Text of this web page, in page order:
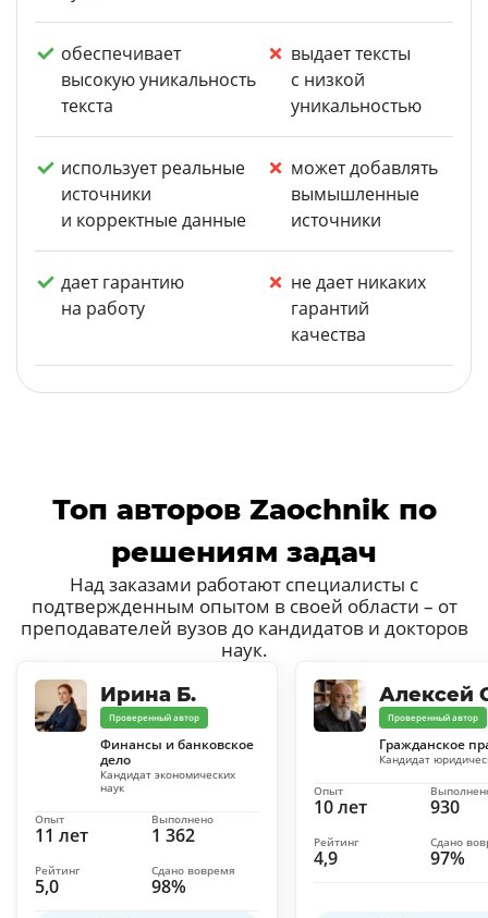
обеспечивает
высокую уникальность
текста
выдает тексты
с низкой
уникальностью
использует реальные
источники
и корректные данные
может добавлять
вымышленные
источники
дает гарантию
на работу
не дает никаких
гарантий
качества
Топ авторов Zaochnik по
решениям задач
Над заказами работают специалисты с
подтвержденным опытом в своей области – от
преподавателей вузов до кандидатов и докторов
наук.
Ирина Б.
Проверенный автор
Финансы и банковское
дело
Кандидат экономических
наук
11 лет
Опыт
1 362
Выполнено
5,0
Рейтинг
98%
Сдано вовремя
Алексей
Проверенный автор
Гражданское
Кандидат
10 лет
Опыт
930
4,9
Рейтинг
97%
Сдано